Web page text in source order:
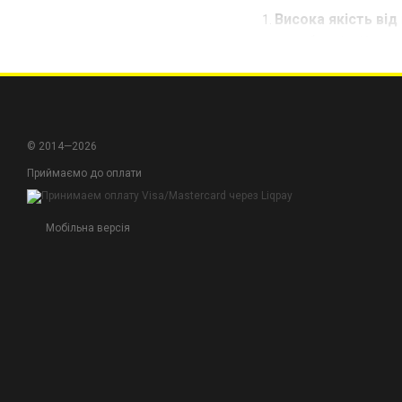
Висока якість
Різноманіття
допомогти
Обирайте прокладки
переконайтеся в
© 2014—2026
Приймаємо до оплати
Мобільна версія